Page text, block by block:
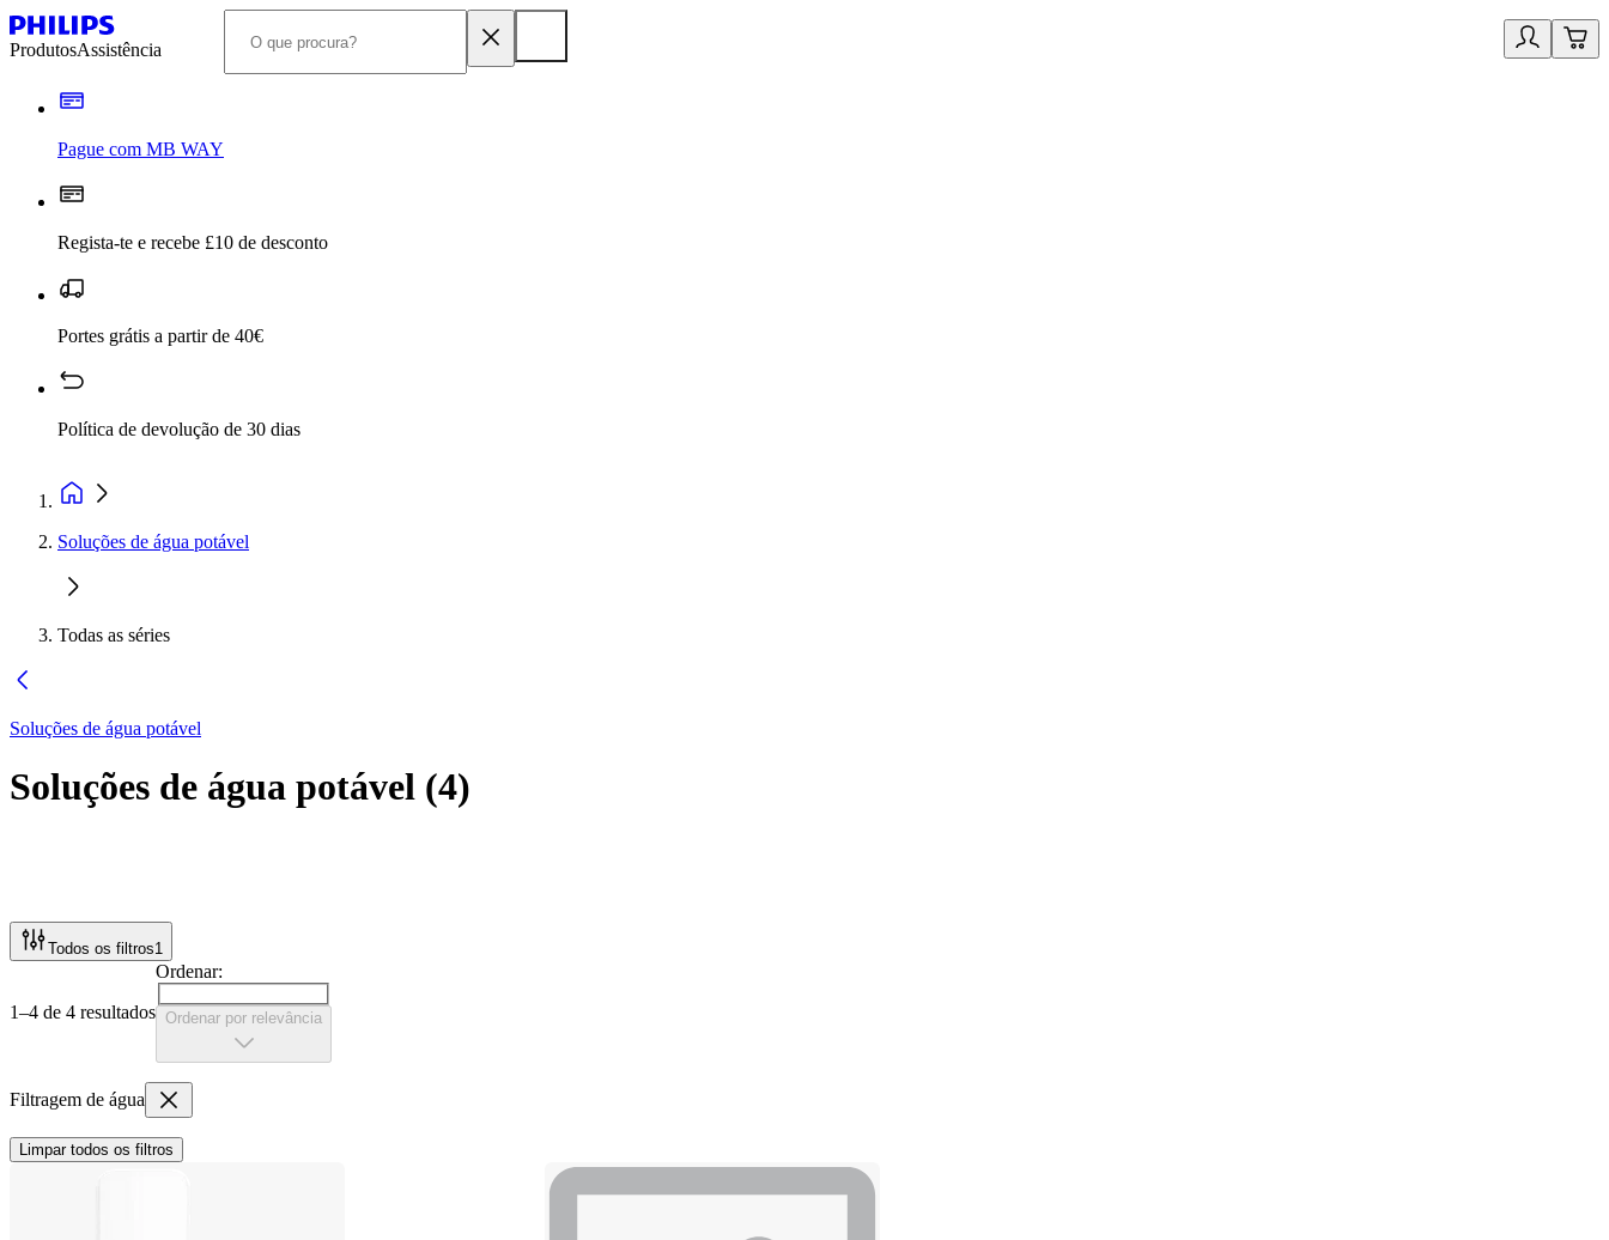
ProdutosAssistência
Pague com MB WAY
Regista-te e recebe £10 de desconto
Portes grátis a partir de 40€
Política de devolução de 30 dias
Soluções de água potável
Todas as séries
Soluções de água potável
Soluções de água potável (4)
Todos os filtros1
1–4 de 4 resultados
Ordenar:
Ordenar por relevância
Filtragem de água
Limpar todos os filtros